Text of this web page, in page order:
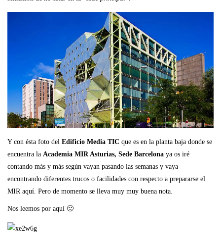
Y con ésta foto del Edificio Media TIC que es en la planta baja donde se
encuentra la Academia MIR Asturias, Sede Barcelona ya os iré
contando más y más según vayan pasando las semanas y vaya
encontrando diferentes trucos o facilidades con respecto a prepararse el
MIR aquí. Pero de momento se lleva muy muy buena nota.
Nos leemos por aquí 🙂